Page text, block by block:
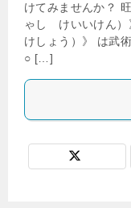
けてみませんか？
ゃし けいいけん）
けしょう）》 は武
○ […]